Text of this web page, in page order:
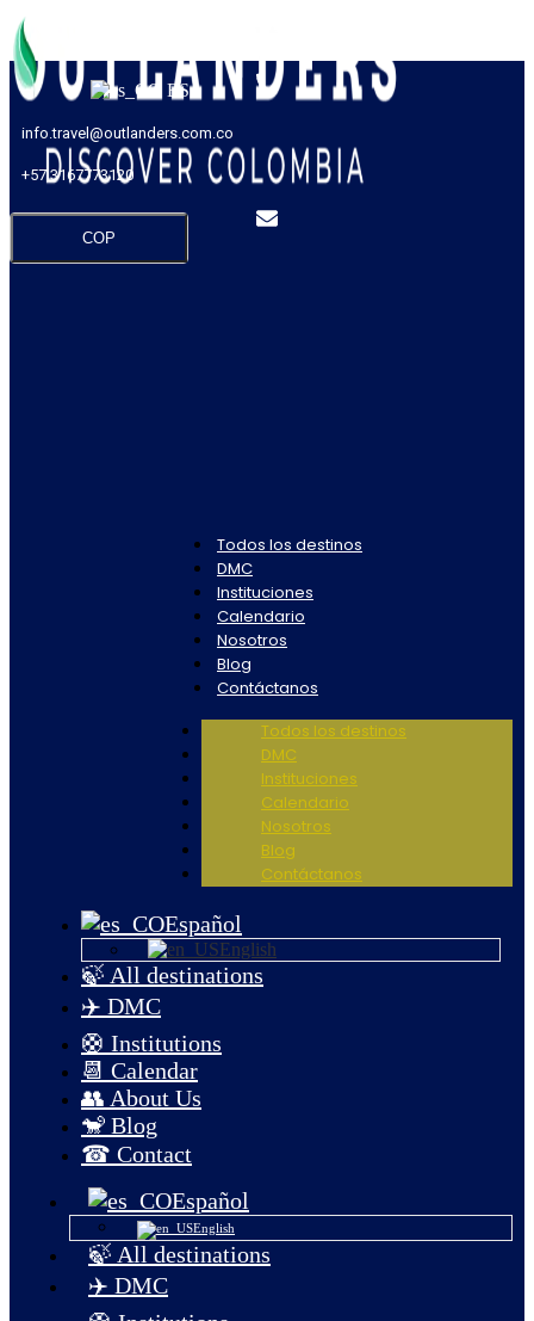
ES
COP
info.travel@outlanders.com.co
+57 3167773120
Todos los destinos
DMC
Instituciones
Calendario
Nosotros
Blog
Contáctanos
Todos los destinos
DMC
Instituciones
Calendario
Nosotros
Blog
Contáctanos
Español
English
🍃 All destinations
✈️ DMC
🛟 Institutions
📆 Calendar
👥 About Us
🐒 Blog
☎ Contact
Español
English
🍃 All destinations
✈️ DMC